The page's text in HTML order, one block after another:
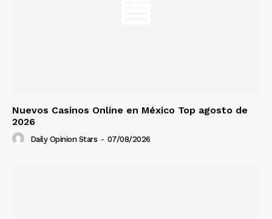
Nuevos Casinos Online en México Top agosto de
2026
Daily Opinion Stars - 07/08/2026